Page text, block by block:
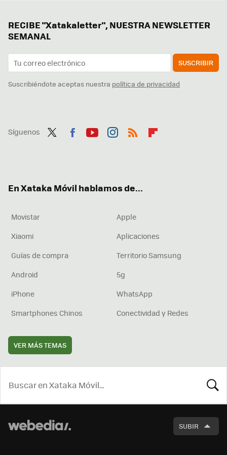
RECIBE "Xatakaletter", NUESTRA NEWSLETTER
SEMANAL
SUSCRIBIR
Suscribiéndote aceptas nuestra política de privacidad
Síguenos
En Xataka Móvil hablamos de...
Movistar
Apple
Xiaomi
Aplicaciones
Guías de compra
Territorio Samsung
Android
5g
iPhone
WhatsApp
Smartphones Chinos
Conectividad y Redes
VER MÁS TEMAS
SUBIR